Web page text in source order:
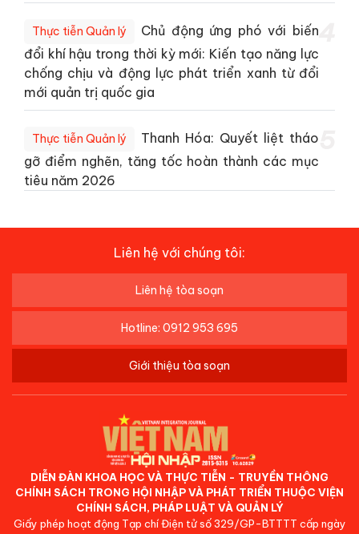
Thực tiễn Quản lý
Chủ động ứng phó với biến
đổi khí hậu trong thời kỳ mới: Kiến tạo năng lực
chống chịu và động lực phát triển xanh từ đổi
mới quản trị quốc gia
Thực tiễn Quản lý
Thanh Hóa: Quyết liệt tháo
gỡ điểm nghẽn, tăng tốc hoàn thành các mục
tiêu năm 2026
Liên hệ với chúng tôi:
Liên hệ tòa soạn
Hotline: 0912 953 695
Giới thiệu tòa soạn
DIỄN ĐÀN KHOA HỌC VÀ THỰC TIỄN - TRUYỀN THÔNG
CHÍNH SÁCH TRONG HỘI NHẬP VÀ PHÁT TRIỂN THUỘC VIỆN
CHÍNH SÁCH, PHÁP LUẬT VÀ QUẢN LÝ
Giấy phép hoạt động Tạp chí Điện tử số 329/GP-BTTTT cấp ngày